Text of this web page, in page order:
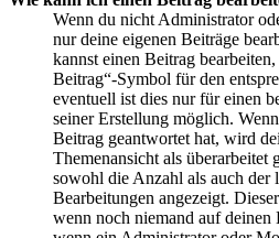
Wenn du nicht Administrator
nur deine eigenen Beiträge
kannst einen Beitrag
Beitrag“-Symbol für den
eventuell ist dies nur für einen
seiner Erstellung möglich.
Beitrag geantwortet hat, wird
Themenansicht als überarbeitet
sowohl die Anzahl als auch der
Bearbeitungen angezeigt.
wenn noch niemand auf deinen